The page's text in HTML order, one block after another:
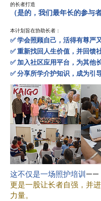
的长者打造
（是的，我们最年长的参与
本计划旨在协助长者：
✅ 学会照顾自己，活得有尊严
✅ 重新找回人生价值，并回馈
✅ 加入社区应用平台，为其他
✅ 分享所学介护知识，成为引
这不仅是一场照护培训——
更是一股让长者自强，并
力量。